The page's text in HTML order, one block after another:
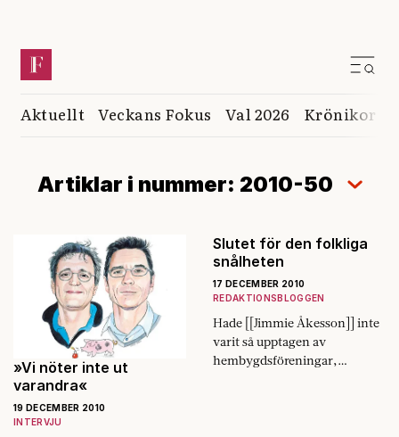
Aktuellt Veckans Fokus Val 2026 Krönikor
Artiklar i nummer: 2010-50
»Vi nöter inte ut
varandra«
19 DECEMBER 2010
INTERVJU
Slutet för den folkliga
snålheten
17 DECEMBER 2010
REDAKTIONSBLOGGEN
Hade [[Jimmie Åkesson]] inte
varit så upptagen av
hembygdsföreningar,